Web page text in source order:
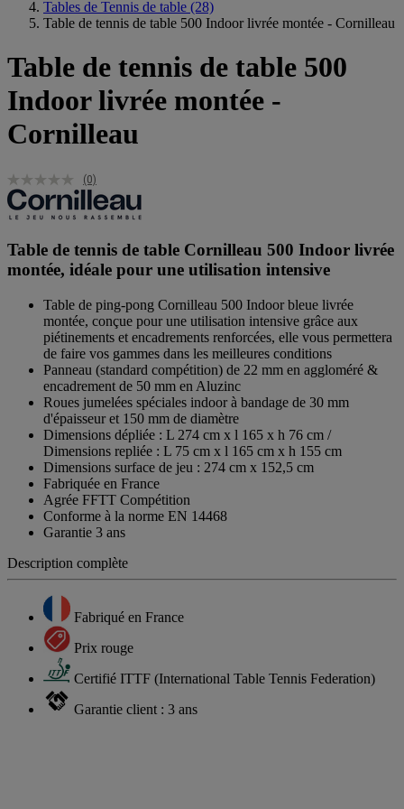
Tables de Tennis de table (28)
Table de tennis de table 500 Indoor livrée montée - Cornilleau
Table de tennis de table 500
Indoor livrée montée -
Cornilleau
(0)
Table de tennis de table Cornilleau 500 Indoor livrée
montée, idéale pour une utilisation intensive
Table de ping-pong Cornilleau 500 Indoor bleue livrée
montée, conçue pour une utilisation intensive grâce aux
piétinements et encadrements renforcées, elle vous permettera
de faire vos gammes dans les meilleures conditions
Panneau (standard compétition) de 22 mm en aggloméré &
encadrement de 50 mm en Aluzinc
Roues jumelées spéciales indoor à bandage de 30 mm
d'épaisseur et 150 mm de diamètre
Dimensions dépliée : L 274 cm x l 165 x h 76 cm /
Dimensions repliée : L 75 cm x l 165 cm x h 155 cm
Dimensions surface de jeu : 274 cm x 152,5 cm
Fabriquée en France
Agrée FFTT Compétition
Conforme à la norme EN 14468
Garantie 3 ans
Description complète
Fabriqué en France
Prix rouge
Certifié ITTF (International Table Tennis Federation)
Garantie client : 3 ans